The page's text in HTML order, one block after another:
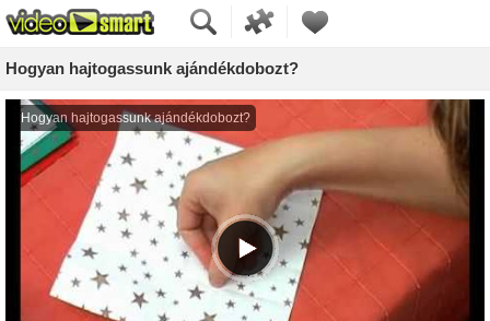
Hogyan hajtogassunk ajándékdobozt?